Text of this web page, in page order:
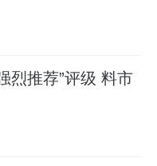
烈推荐”评级 料市